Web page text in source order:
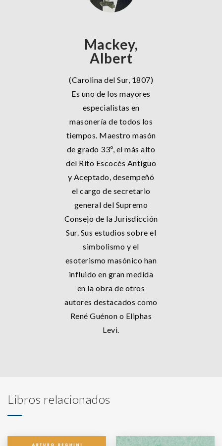
Mackey,
Albert
(Carolina del Sur, 1807)
Es uno de los mayores
especialistas en
masonería de todos los
tiempos. Maestro masón
de grado 33º, el más alto
del Rito Escocés Antiguo
y Aceptado, desempeñó
el cargo de secretario
general del Supremo
Consejo de la Jurisdicción
Sur. Sus estudios sobre el
simbolismo y el
esoterismo masónico han
influido en gran medida
en la obra de otros
autores destacados como
René Guénon o Eliphas
Levi.
Libros relacionados